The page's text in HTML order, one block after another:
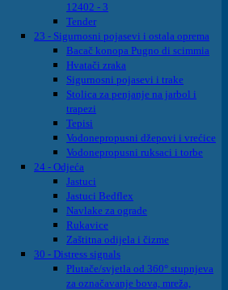
12402 - 3
Tender
23 - Sigurnosni pojasevi i ostala oprema
Bacač konopa Pugno di scimmia
Hvatači zraka
Sigurnosni pojasevi i trake
Stolica za penjanje na jarbol i
trapezi
Tepisi
Vodonepropusni džepovi i vrećice
Vodonepropusni ruksaci i torbe
24 - Odjeća
Jastuci
Jastuci Bedflex
Navlake za ograde
Rukavice
Zaštitna odijela i čizme
30 - Distress signals
Plutače/svjetla od 360° stupnjeva
za označavanje bova, mreža,